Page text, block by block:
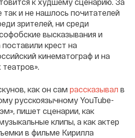
так и не нашлось почитателей
зрителей, ни среди
высказывания и
крест на
кинематограф и на
как он сам рассказывал в
русскоязычному YouTube-
пишет сценарии, как
клипы, а как актер
в фильме Кирилла